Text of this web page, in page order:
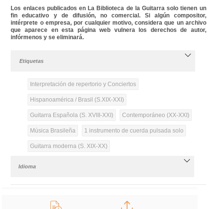
Los enlaces publicados en La Biblioteca de la Guitarra solo tienen un
fin educativo y de difusión, no comercial. Si algún compositor,
intérprete o empresa, por cualquier motivo, considera que un archivo
que aparece en esta página web vulnera los derechos de autor,
infórmenos y se eliminará.
Etiquetas
Interpretación de repertorio y Conciertos
Hispanoamérica / Brasil (S.XIX-XXI)
Guitarra Española (S. XVIII-XXI) Contemporáneo (XX-XXI)
Música Brasileña 1 instrumento de cuerda pulsada solo
Guitarra moderna (S. XIX-XX)
Idioma